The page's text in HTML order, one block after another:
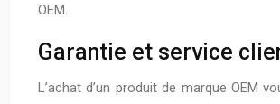
OEM.
Garantie et service
L’achat d’un produit de marque OEM